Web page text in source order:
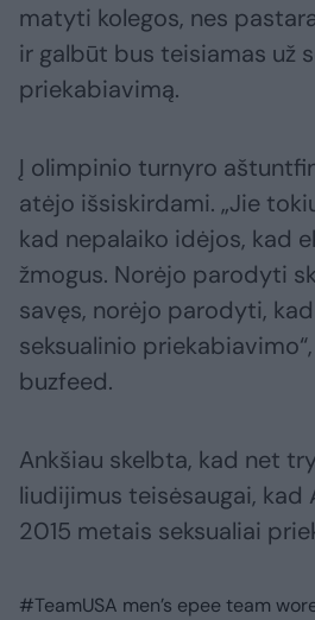
matyti kolegos, nes
ir galbūt bus teisiamas už
priekabiavimą.
Į olimpinio turnyro
atėjo išsiskirdami. „Jie
kad nepalaiko idėjos, kad
žmogus. Norėjo parodyti
savęs, norėjo parodyti,
seksualinio
buzfeed.
Ankšiau skelbta, kad net
liudijimus teisėsaugai, kad
2015 metais seksualiai
#TeamUSA men’s epee team